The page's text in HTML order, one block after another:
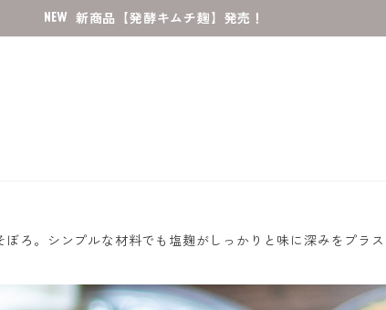
新商品【発酵キムチ麹】発売！
ろ。シンプルな材料でも塩麹がしっかりと味に深みをプラ